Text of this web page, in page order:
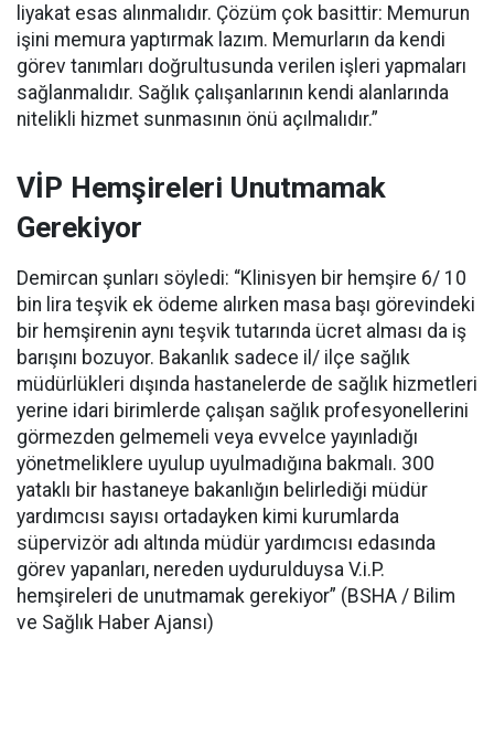
liyakat esas alınmalıdır. Çözüm çok basittir: Memurun
işini memura yaptırmak lazım. Memurların da kendi
görev tanımları doğrultusunda verilen işleri yapmaları
sağlanmalıdır. Sağlık çalışanlarının kendi alanlarında
nitelikli hizmet sunmasının önü açılmalıdır.”
VİP Hemşireleri Unutmamak
Gerekiyor
Demircan şunları söyledi: “Klinisyen bir hemşire 6/ 10
bin lira teşvik ek ödeme alırken masa başı görevindeki
bir hemşirenin aynı teşvik tutarında ücret alması da iş
barışını bozuyor. Bakanlık sadece il/ ilçe sağlık
müdürlükleri dışında hastanelerde de sağlık hizmetleri
yerine idari birimlerde çalışan sağlık profesyonellerini
görmezden gelmemeli veya evvelce yayınladığı
yönetmeliklere uyulup uyulmadığına bakmalı. 300
yataklı bir hastaneye bakanlığın belirlediği müdür
yardımcısı sayısı ortadayken kimi kurumlarda
süpervizör adı altında müdür yardımcısı edasında
görev yapanları, nereden uydurulduysa V.i.P.
hemşireleri de unutmamak gerekiyor” (BSHA / Bilim
ve Sağlık Haber Ajansı)